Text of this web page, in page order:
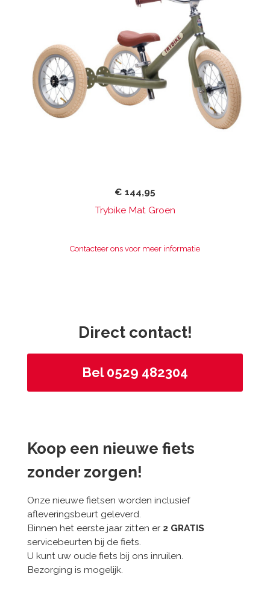
€ 144,95
Trybike Mat Groen
Contacteer ons voor meer informatie
Direct contact!
Bel 0529 482304
Koop een nieuwe fiets
zonder zorgen!
Onze nieuwe fietsen worden inclusief
afleveringsbeurt geleverd.
Binnen het eerste jaar zitten er 2 GRATIS
servicebeurten bij de fiets.
U kunt uw oude fiets bij ons inruilen.
Bezorging is mogelijk.